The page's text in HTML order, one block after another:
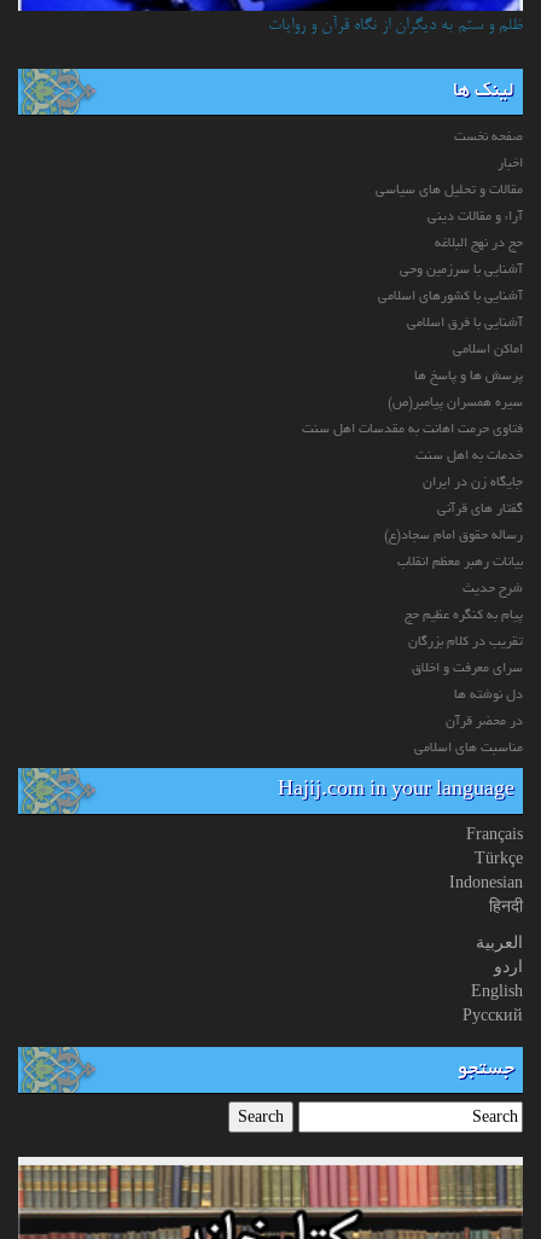
ظلم و ستم به دیگران از نگاه قرآن و روایات
لینک ها
صفحه نخست
اخبار
مقالات و تحلیل های سیاسی
آراء و مقالات دینی
حج در نهج البلاغه
آشنایی با سرزمین وحی
آشنایی با کشورهای اسلامی
آشنایی با فرق اسلامی
اماکن اسلامی
پرسش ها و پاسخ ها
سیره همسران پیامبر(ص)
فتاوی حرمت اهانت به مقدسات اهل سنت
خدمات به اهل سنت
جایگاه زن در ایران
گفتار های قرآنی
رساله حقوق امام سجاد(ع)
بیانات رهبر معظم انقلاب
شرح حدیث
پیام به کنگره عظیم حج
تقریب در کلام بزرگان
سرای معرفت و اخلاق
دل نوشته ها
در محضر قرآن
مناسبت های اسلامی
Hajij.com in your language
Français
Türkçe
Indonesian
हिनदी
العربیة
اردو
English
Русский
جستجو